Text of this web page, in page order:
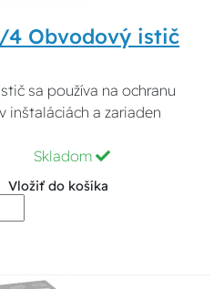
4 Obvodový istič
sa používa na ochranu
inštaláciách a zariaden
Skladom
Vložiť do košíka